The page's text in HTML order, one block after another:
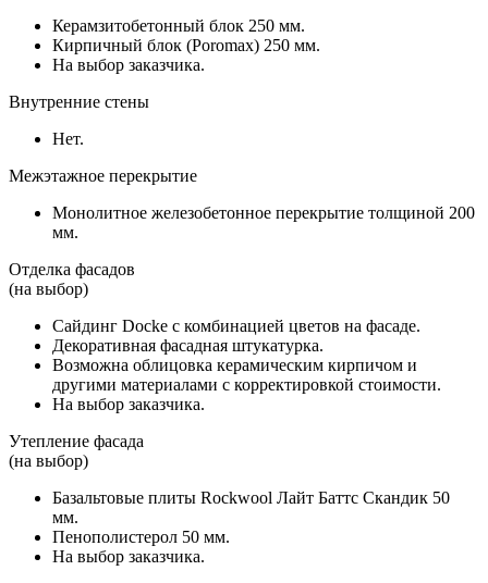
Керамзитобетонный блок 250 мм.
Кирпичный блок (Poromax) 250 мм.
На выбор заказчика.
Внутренние стены
Нет.
Межэтажное перекрытие
Монолитное железобетонное перекрытие толщиной 200
мм.
Отделка фасадов
(на выбор)
Сайдинг Docke с комбинацией цветов на фасаде.
Декоративная фасадная штукатурка.
Возможна облицовка керамическим кирпичом и
другими материалами с корректировкой стоимости.
На выбор заказчика.
Утепление фасада
(на выбор)
Базальтовые плиты Rockwool Лайт Баттс Скандик 50
мм.
Пенополистерол 50 мм.
На выбор заказчика.